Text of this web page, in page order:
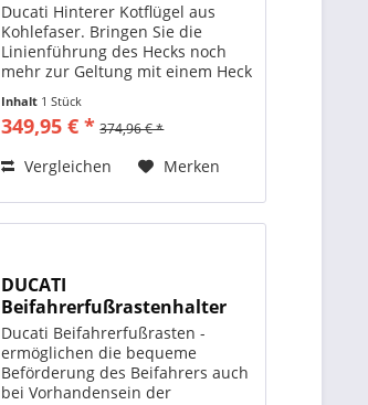
Ducati Hinterer Kotflügel aus
Kohlefaser. Bringen Sie die
Linienführung des Hecks noch
mehr zur Geltung mit einem Heck
Monster 1200 2021, 2020, 2019,
2018, 2017 SuperSport 939 2020,
Inhalt 1 Stück
349,95 € * 374,96 € *
Vergleichen Merken
DUCATI
Beifahrerfußrastenhalter
Ducati Beifahrerfußrasten -
ermöglichen die bequeme
Beförderung des Beifahrers auch
bei Vorhandensein der